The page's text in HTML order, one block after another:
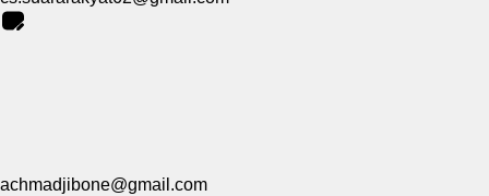
achmadjibone@gmail.com